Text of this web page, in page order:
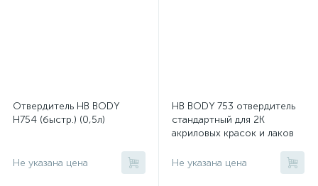
Отвердитель HB BODY
H754 (быстр.) (0,5л)
Не указана цена
HB BODY 753 отвердитель
стандартный для 2К
акриловых красок и лаков
Не указана цена